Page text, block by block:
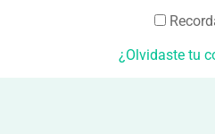
¿Olvidaste tu